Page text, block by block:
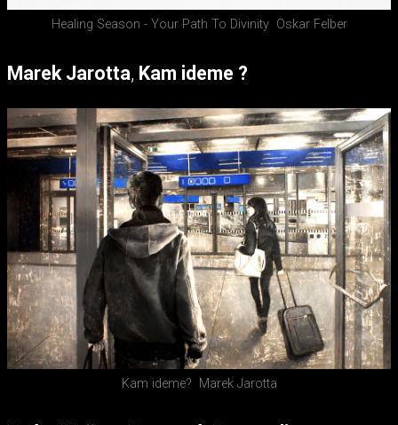
Healing Season - Your Path To Divinity Oskar Felber
Marek Jarotta, Kam ideme ?
Kam ideme? Marek Jarotta